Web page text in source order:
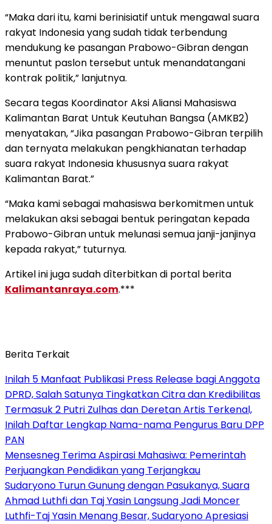
“Maka dari itu, kami berinisiatif untuk mengawal suara
rakyat Indonesia yang sudah tidak terbendung
mendukung ke pasangan Prabowo-Gibran dengan
menuntut paslon tersebut untuk menandatangani
kontrak politik,” lanjutnya.
Secara tegas Koordinator Aksi Aliansi Mahasiswa
Kalimantan Barat Untuk Keutuhan Bangsa (AMKB2)
menyatakan, “Jika pasangan Prabowo-Gibran terpilih
dan ternyata melakukan pengkhianatan terhadap
suara rakyat Indonesia khususnya suara rakyat
Kalimantan Barat.”
“Maka kami sebagai mahasiswa berkomitmen untuk
melakukan aksi sebagai bentuk peringatan kepada
Prabowo-Gibran untuk melunasi semua janji-janjinya
kepada rakyat,” tuturnya.
Artikel ini juga sudah dìterbitkan di portal berita
Kalimantanraya.com.***
Berita Terkait
Inilah 5 Manfaat Publikasi Press Release bagi Anggota
DPRD, Salah Satunya Tingkatkan Citra dan Kredibilitas
Termasuk 2 Putri Zulhas dan Deretan Artis Terkenal,
Inilah Daftar Lengkap Nama-nama Pengurus Baru DPP
PAN
Mensesneg Terima Aspirasi Mahasiwa: Pemerintah
Perjuangkan Pendidikan yang Terjangkau
Sudaryono Turun Gunung dengan Pasukanya, Suara
Ahmad Luthfi dan Taj Yasin Langsung Jadi Moncer
Luthfi-Taj Yasin Menang Besar, Sudaryono Apresiasi